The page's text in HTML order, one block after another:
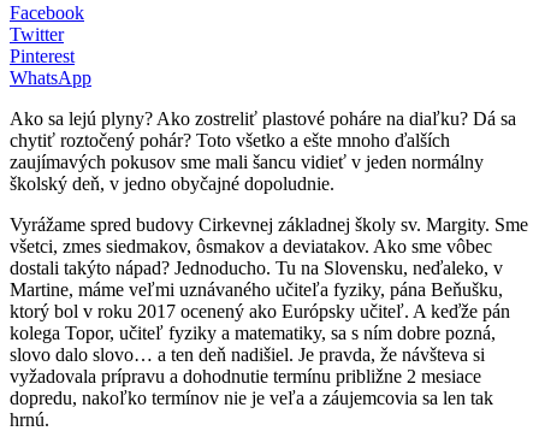
Facebook
Twitter
Pinterest
WhatsApp
Ako sa lejú plyny? Ako zostreliť plastové poháre na diaľku? Dá sa
chytiť roztočený pohár? Toto všetko a ešte mnoho ďalších
zaujímavých pokusov sme mali šancu vidieť v jeden normálny
školský deň, v jedno obyčajné dopoludnie.
Vyrážame spred budovy Cirkevnej základnej školy sv. Margity. Sme
všetci, zmes siedmakov, ôsmakov a deviatakov. Ako sme vôbec
dostali takýto nápad? Jednoducho. Tu na Slovensku, neďaleko, v
Martine, máme veľmi uznávaného učiteľa fyziky, pána Beňušku,
ktorý bol v roku 2017 ocenený ako Európsky učiteľ. A keďže pán
kolega Topor, učiteľ fyziky a matematiky, sa s ním dobre pozná,
slovo dalo slovo… a ten deň nadišiel. Je pravda, že návšteva si
vyžadovala prípravu a dohodnutie termínu približne 2 mesiace
dopredu, nakoľko termínov nie je veľa a záujemcovia sa len tak
hrnú.